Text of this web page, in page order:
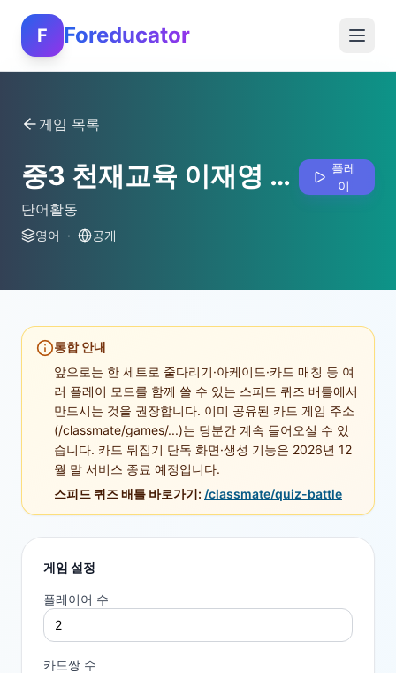
F Foreducator
게임 목록
중3 천재교육 이재영 3과
단어활동
영어 · 공개
플레
이
통합 안내
앞으로는 한 세트로 줄다리기·아케이드·카드 매칭 등 여
러 플레이 모드를 함께 쓸 수 있는 스피드 퀴즈 배틀에서
만드시는 것을 권장합니다. 이미 공유된 카드 게임 주소
(/classmate/games/...)는 당분간 계속 들어오실 수 있
습니다. 카드 뒤집기 단독 화면·생성 기능은 2026년 12
월 말 서비스 종료 예정입니다.
스피드 퀴즈 배틀 바로가기: /classmate/quiz-battle
게임 설정
플레이어 수
카드쌍 수